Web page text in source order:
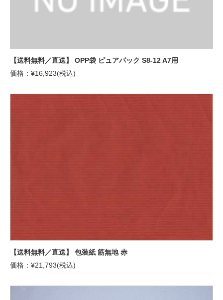
【送料無料／直送】 OPP袋 ピュアパック S8-12 A7用
価格：¥16,923(税込)
【送料無料／直送】 包装紙 筋無地 赤
価格：¥21,793(税込)